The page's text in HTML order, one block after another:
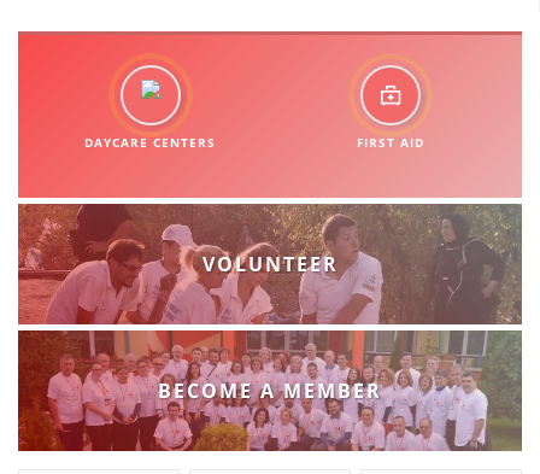
DAYCARE CENTERS FIRST AID
VOLUNTEER
BECOME A MEMBER